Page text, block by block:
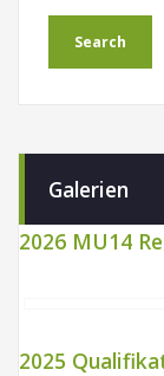
Galerien
2026 MU14
2025